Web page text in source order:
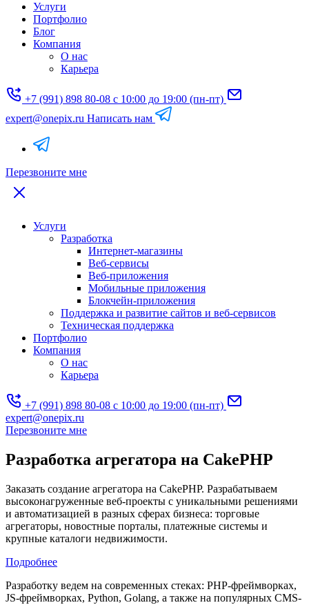
Услуги
Портфолио
Блог
Компания
О нас
Карьера
+7 (991) 898 80-08 с 10:00 до 19:00 (пн-пт)
expert@onepix.ru Написать нам
Перезвоните мне
Услуги
Разработка
Интернет-магазины
Веб-сервисы
Веб-приложения
Мобильные приложения
Блокчейн-приложения
Поддержка и развитие сайтов и веб-сервисов
Техническая поддержка
Портфолио
Компания
О нас
Карьера
+7 (991) 898 80-08 с 10:00 до 19:00 (пн-пт)
expert@onepix.ru
Перезвоните мне
Разработка агрегатора на CakePHP
Заказать создание агрегатора на CakePHP. Разрабатываем
высоконагруженные веб-проекты с уникальными решениями
и автоматизацией в разных сферах бизнеса: торговые
агрегаторы, новостные порталы, платежные системы и
крупные каталоги недвижимости.
Подробнее
Разработку ведем на современных стеках: PHP-фреймворках,
JS-фреймворках, Python, Golang, а также на популярных CMS-